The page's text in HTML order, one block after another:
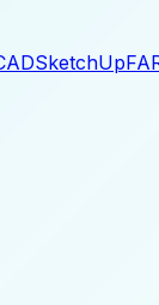
SketchUp